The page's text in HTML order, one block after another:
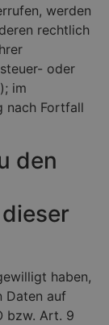
werden
rechtlich
oder
im
nach Fortfall
den
haben,
Daten auf
bzw. Art. 9